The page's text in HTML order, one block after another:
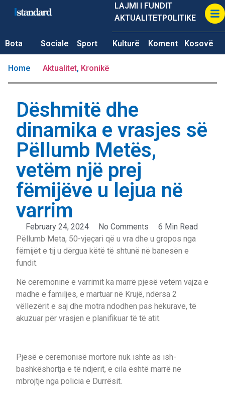
LAJMI I FUNDIT
AKTUALITETPOLITIKE
Bota Sociale Sport Kulturë Koment Kosovë
Home Aktualitet, Kronikë
Dëshmitë dhe
dinamika e vrasjes së
Pëllumb Metës,
vetëm një prej
fëmijëve u lejua në
varrim
February 24, 2024 No Comments
6 Min Read
Pëllumb Meta, 50-vjeçari që u vra dhe u gropos nga
fëmijët e tij u dërgua këtë të shtunë në banesën e
fundit.
Në ceremoninë e varrimit ka marrë pjesë vetëm vajza e
madhe e familjes, e martuar në Krujë, ndërsa 2
vëllezërit e saj dhe motra ndodhen pas hekurave, të
akuzuar për vrasjen e planifikuar të të atit.
Pjesë e ceremonisë mortore nuk ishte as ish-
bashkëshortja e të ndjerit, e cila është marrë në
mbrojtje nga policia e Durrësit.